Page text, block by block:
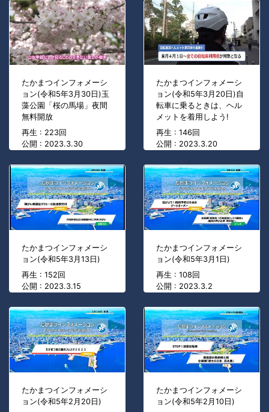
たかまつインフォメーシ
ョン(令和5年3月30日)玉
藻公園「桜の馬場」夜間
無料開放
再生 : 223回
公開 : 2023.3.30
たかまつインフォメーシ
ョン(令和5年3月20日)自
転車に乗るときは、ヘル
メットを着用しよう!
再生 : 146回
公開 : 2023.3.20
たかまつインフォメーシ
ョン(令和5年3月13日)
再生 : 152回
公開 : 2023.3.15
たかまつインフォメーシ
ョン(令和5年3月1日)
再生 : 108回
公開 : 2023.3.2
たかまつインフォメーシ
ョン(令和5年2月20日)
たかまつインフォメーシ
ョン(令和5年2月10日)